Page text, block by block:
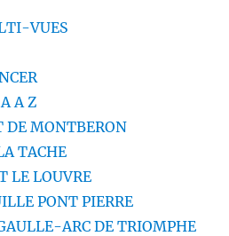
VUES
A Z
DE MONTBERON
TACHE
LE LOUVRE
PONT PIERRE
ARC DE TRIOMPHE